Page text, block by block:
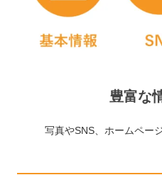
豊富な
写真やSNS、ホームペー